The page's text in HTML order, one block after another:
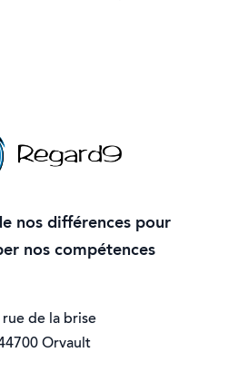
nos différences pour
nos compétences
rue de la brise
Orvault